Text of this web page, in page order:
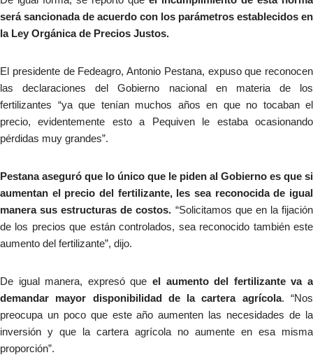
será sancionada de acuerdo con los parámetros establecidos en
la Ley Orgánica de Precios Justos.
El presidente de Fedeagro, Antonio Pestana, expuso que reconocen
las declaraciones del Gobierno nacional en materia de los
fertilizantes “ya que tenían muchos años en que no tocaban el
precio, evidentemente esto a Pequiven le estaba ocasionando
pérdidas muy grandes”.
Pestana aseguró que lo único que le piden al Gobierno es que si
aumentan el precio del fertilizante, les sea reconocida de igual
manera sus estructuras de costos. “Solicitamos que en la fijación
de los precios que están controlados, sea reconocido también este
aumento del fertilizante”, dijo.
De igual manera, expresó que el aumento del fertilizante va a
demandar mayor disponibilidad de la cartera agrícola. “Nos
preocupa un poco que este año aumenten las necesidades de la
inversión y que la cartera agrícola no aumente en esa misma
proporción”.